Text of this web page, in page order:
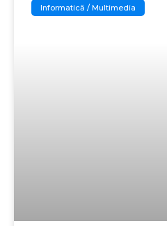
Informatică / Multimedia